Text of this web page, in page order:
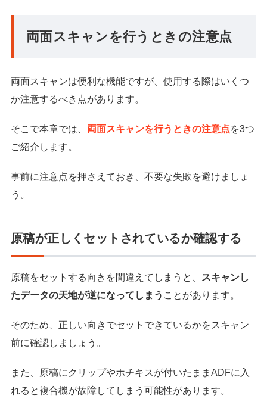
両面スキャンを行うときの注意点
両面スキャンは便利な機能ですが、使用する際はいくつ
か注意するべき点があります。
そこで本章では、 両面スキャンを行うときの注意点を3つ
ご紹介します。
事前に注意点を押さえておき、不要な失敗を避けましょ
う。
原稿が正しくセットされているか確認する
原稿をセットする向きを間違えてしまうと、
スキャンし
たデータの天地が逆になってしまう ことがあります。
そのため、正しい向きでセットできているかをスキャン
前に確認しましょう。
また、原稿にクリップやホチキスが付いたままADFに入
れると複合機が故障してしまう可能性があります。